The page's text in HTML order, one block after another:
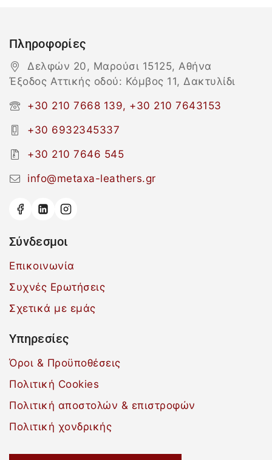
Πληροφορίες
Δελφών 20, Μαρούσι 15125, Αθήνα
Έξοδος Αττικής οδού: Κόμβος 11, Δακτυλίδι
+30 210 7668 139, +30 210 7643153
+30 6932345337
+30 210 7646 545
info@metaxa-leathers.gr
Σύνδεσμοι
Επικοινωνία
Συχνές Ερωτήσεις
Σχετικά με εμάς
Υπηρεσίες
Όροι & Προϋποθέσεις
Πολιτική Cookies
Πολιτική αποστολών & επιστροφών
Πολιτική χονδρικής